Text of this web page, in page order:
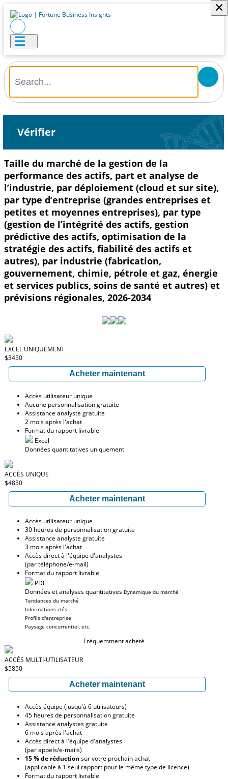
×
Vérifier
Taille du marché de la gestion de la
performance des actifs, part et analyse de
l’industrie, par déploiement (cloud et sur site),
par type d’entreprise (grandes entreprises et
petites et moyennes entreprises), par type
(gestion de l’intégrité des actifs, gestion
prédictive des actifs, optimisation de la
stratégie des actifs, fiabilité des actifs et
autres), par industrie (fabrication,
gouvernement, chimie, pétrole et gaz, énergie
et services publics, soins de santé et autres) et
prévisions régionales, 2026-2034
EXCEL UNIQUEMENT
$3450
Acheter maintenant
Accès utilisateur unique
Aucune personnalisation gratuite
Assistance analyste gratuite
2 mois après l'achat
Format du rapport livrable
Excel
Données quantitatives uniquement
ACCÈS UNIQUE
$4850
Acheter maintenant
Accès utilisateur unique
30 heures de personnalisation gratuite
Assistance analyste gratuite
3 mois après l'achat
Accès direct à l'équipe d'analystes
(par téléphone/e-mail)
Format du rapport livrable
PDF
Données et analyses quantitatives Dynamique du marché
Tendances du marché
Informations clés
Profils d'entreprise
Paysage concurrentiel, etc.
Fréquemment acheté
ACCÈS MULTI-UTILISATEUR
$5850
Acheter maintenant
Accès équipe (jusqu'à 6 utilisateurs)
45 heures de personnalisation gratuite
Assistance analystes gratuite
6 mois après l'achat
Accès direct à l'équipe d'analystes
(par appels/e-mails)
15 % de réduction sur votre prochain achat
(applicable à 1 seul rapport pour le même type de licence)
Format du rapport livrable